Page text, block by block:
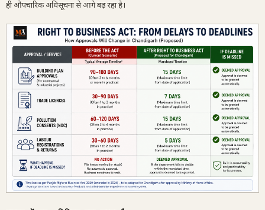
ही औपचारिक अधिसूचना से आगे बढ़ रहा है।